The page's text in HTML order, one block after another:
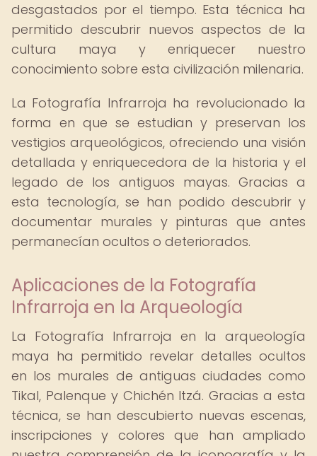
desgastados por el tiempo. Esta técnica ha
permitido descubrir nuevos aspectos de la
cultura maya y enriquecer nuestro
conocimiento sobre esta civilización milenaria.
La Fotografía Infrarroja ha revolucionado la
forma en que se estudian y preservan los
vestigios arqueológicos, ofreciendo una visión
detallada y enriquecedora de la historia y el
legado de los antiguos mayas. Gracias a
esta tecnología, se han podido descubrir y
documentar murales y pinturas que antes
permanecían ocultos o deteriorados.
Aplicaciones de la Fotografía
Infrarroja en la Arqueología
La Fotografía Infrarroja en la arqueología
maya ha permitido revelar detalles ocultos
en los murales de antiguas ciudades como
Tikal, Palenque y Chichén Itzá. Gracias a esta
técnica, se han descubierto nuevas escenas,
inscripciones y colores que han ampliado